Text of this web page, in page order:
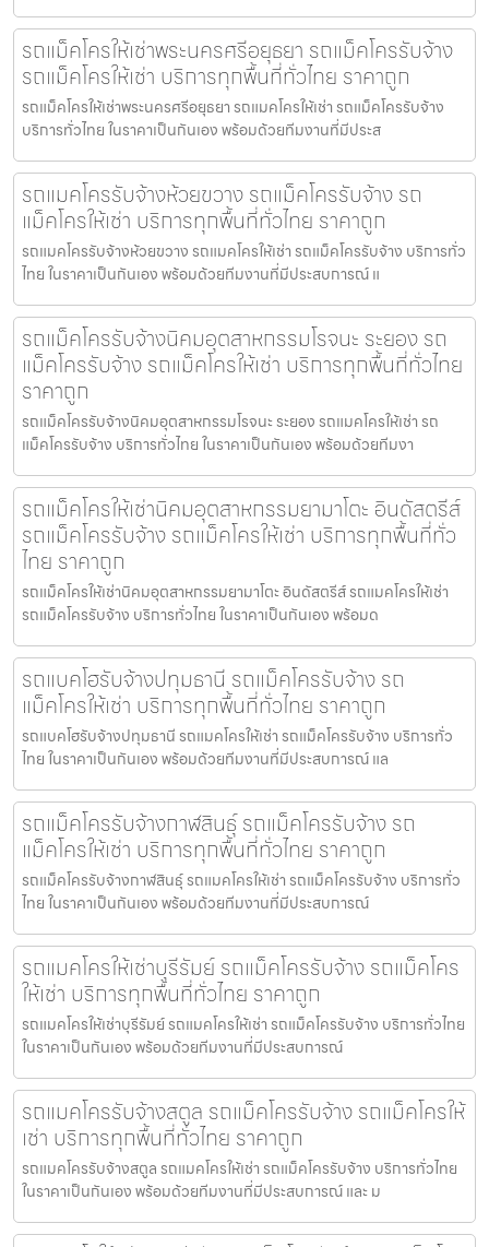
รถแม็คโครให้เช่าพระนครศรีอยุธยา รถแม็คโครรับจ้าง
รถแม็คโครให้เช่า บริการทุกพื้นที่ทั่วไทย ราคาถูก
รถแม็คโครให้เช่าพระนครศรีอยุธยา รถแมคโครให้เช่า รถแม็คโครรับจ้าง
บริการทั่วไทย ในราคาเป็นกันเอง พร้อมด้วยทีมงานที่มีประส
รถแมคโครรับจ้างห้วยขวาง รถแม็คโครรับจ้าง รถ
แม็คโครให้เช่า บริการทุกพื้นที่ทั่วไทย ราคาถูก
รถแมคโครรับจ้างห้วยขวาง รถแมคโครให้เช่า รถแม็คโครรับจ้าง บริการทั่ว
ไทย ในราคาเป็นกันเอง พร้อมด้วยทีมงานที่มีประสบการณ์ แ
รถแม็คโครรับจ้างนิคมอุตสาหกรรมโรจนะ ระยอง รถ
แม็คโครรับจ้าง รถแม็คโครให้เช่า บริการทุกพื้นที่ทั่วไทย
ราคาถูก
รถแม็คโครรับจ้างนิคมอุตสาหกรรมโรจนะ ระยอง รถแมคโครให้เช่า รถ
แม็คโครรับจ้าง บริการทั่วไทย ในราคาเป็นกันเอง พร้อมด้วยทีมงา
รถแม็คโครให้เช่านิคมอุตสาหกรรมยามาโตะ อินดัสตรีส์
รถแม็คโครรับจ้าง รถแม็คโครให้เช่า บริการทุกพื้นที่ทั่ว
ไทย ราคาถูก
รถแม็คโครให้เช่านิคมอุตสาหกรรมยามาโตะ อินดัสตรีส์ รถแมคโครให้เช่า
รถแม็คโครรับจ้าง บริการทั่วไทย ในราคาเป็นกันเอง พร้อมด
รถแบคโฮรับจ้างปทุมธานี รถแม็คโครรับจ้าง รถ
แม็คโครให้เช่า บริการทุกพื้นที่ทั่วไทย ราคาถูก
รถแบคโฮรับจ้างปทุมธานี รถแมคโครให้เช่า รถแม็คโครรับจ้าง บริการทั่ว
ไทย ในราคาเป็นกันเอง พร้อมด้วยทีมงานที่มีประสบการณ์ แล
รถแม็คโครรับจ้างกาฬสินธุ์ รถแม็คโครรับจ้าง รถ
แม็คโครให้เช่า บริการทุกพื้นที่ทั่วไทย ราคาถูก
รถแม็คโครรับจ้างกาฬสินธุ์ รถแมคโครให้เช่า รถแม็คโครรับจ้าง บริการทั่ว
ไทย ในราคาเป็นกันเอง พร้อมด้วยทีมงานที่มีประสบการณ์
รถแมคโครให้เช่าบุรีรัมย์ รถแม็คโครรับจ้าง รถแม็คโคร
ให้เช่า บริการทุกพื้นที่ทั่วไทย ราคาถูก
รถแมคโครให้เช่าบุรีรัมย์ รถแมคโครให้เช่า รถแม็คโครรับจ้าง บริการทั่วไทย
ในราคาเป็นกันเอง พร้อมด้วยทีมงานที่มีประสบการณ์
รถแมคโครรับจ้างสตูล รถแม็คโครรับจ้าง รถแม็คโครให้
เช่า บริการทุกพื้นที่ทั่วไทย ราคาถูก
รถแมคโครรับจ้างสตูล รถแมคโครให้เช่า รถแม็คโครรับจ้าง บริการทั่วไทย
ในราคาเป็นกันเอง พร้อมด้วยทีมงานที่มีประสบการณ์ และ ม